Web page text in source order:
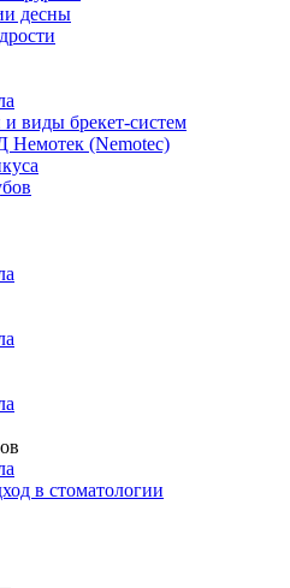
десны
виды брекет-систем
Немотек (Nemotec)
в стоматологии